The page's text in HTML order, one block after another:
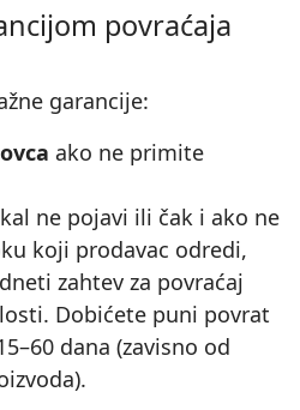
povraćaja
garancije:
ako ne primite
ne pojavi ili čak i ako ne
koji prodavac odredi,
zahtev za povraćaj
Dobićete puni povrat
dana (zavisno od